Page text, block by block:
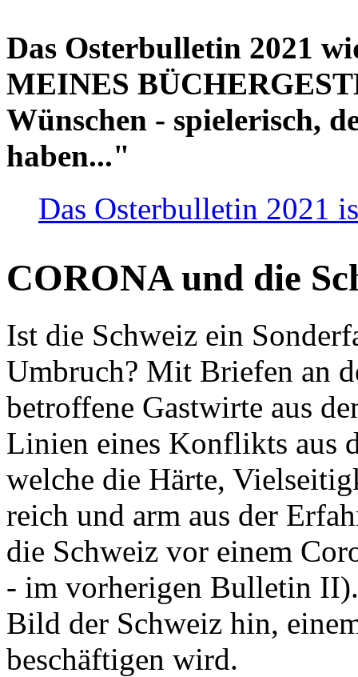
Das Osterbulletin 2021
MEINES
Wünschen - spielerisch,
haben..."
Das Osterbulletin 2021
CORONA und die
Ist die Schweiz ein
Umbruch? Mit Briefen an
betroffene Gastwirte aus
Linien eines Konflikts aus
welche die Härte,
reich und arm aus der
die Schweiz vor einem
- im vorherigen Bulletin
Bild der Schweiz hin,
beschäftigen wird.